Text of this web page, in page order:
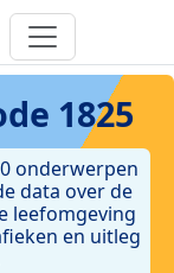
1825
onderwerpen
data over de
leefomgeving
en uitleg